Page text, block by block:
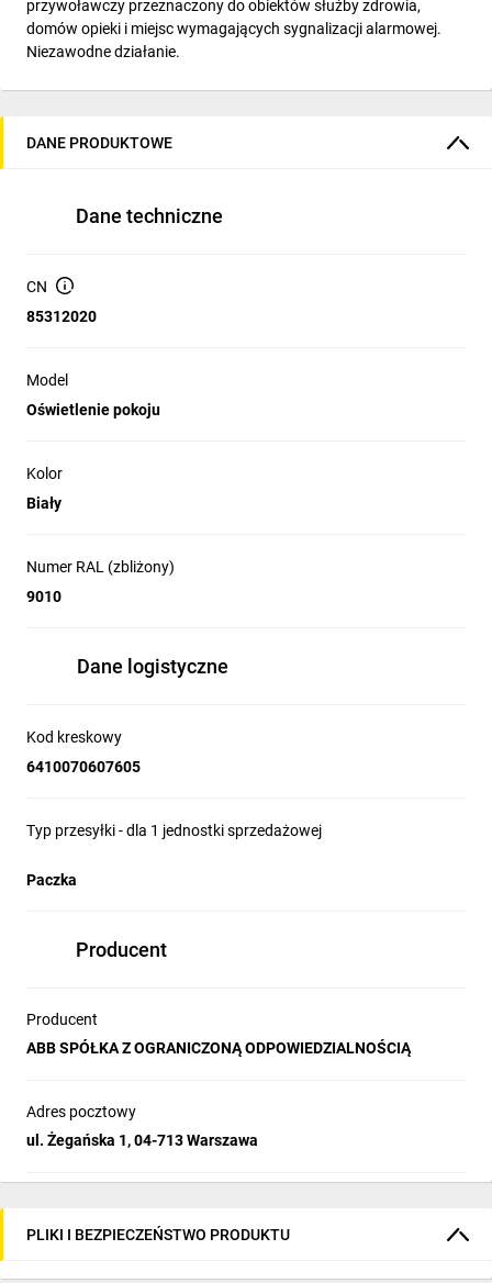
przywoławczy przeznaczony do obiektów służby zdrowia,
domów opieki i miejsc wymagających sygnalizacji alarmowej.
Niezawodne działanie.
DANE PRODUKTOWE
Dane techniczne
CN
85312020
Model
Oświetlenie pokoju
Kolor
Biały
Numer RAL (zbliżony)
9010
Dane logistyczne
Kod kreskowy
6410070607605
Typ przesyłki - dla 1 jednostki sprzedażowej
Paczka
Producent
Producent
ABB SPÓŁKA Z OGRANICZONĄ ODPOWIEDZIALNOŚCIĄ
Adres pocztowy
ul. Żegańska 1, 04-713 Warszawa
PLIKI I BEZPIECZEŃSTWO PRODUKTU